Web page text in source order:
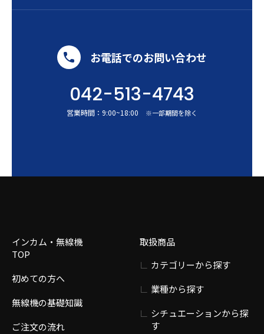
お電話でのお問い合わせ
042-513-4743
営業時間： 9:00~18:00 ※一部期間を除く
インカム・無線機
TOP
初めての方へ
無線機の基礎知識
ご注文の流れ
取扱商品
カテゴリーから探す
業種から探す
シチュエーションから探
す